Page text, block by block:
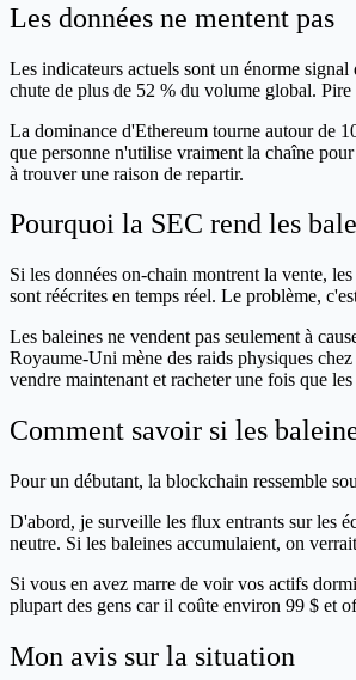
Les données ne mentent pas
Les indicateurs actuels sont un énorme
chute de plus de 52 % du volume global.
La dominance d'Ethereum tourne autour de
que personne n'utilise vraiment la chaîne
à trouver une raison de repartir.
Pourquoi la SEC rend les
Si les données on-chain montrent la vente,
sont réécrites en temps réel. Le problème,
Les baleines ne vendent pas seulement à
Royaume-Uni mène des raids physiques
vendre maintenant et racheter une fois que
Comment savoir si les
Pour un débutant, la blockchain ressemble
D'abord, je surveille les flux entrants sur les
neutre. Si les baleines accumulaient, on
Si vous en avez marre de voir vos actifs
plupart des gens car il coûte environ 99 $ et
Mon avis sur la situation